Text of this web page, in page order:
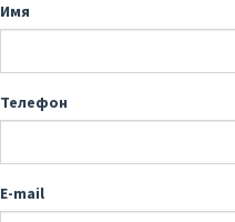
Имя
Телефон
E-mail